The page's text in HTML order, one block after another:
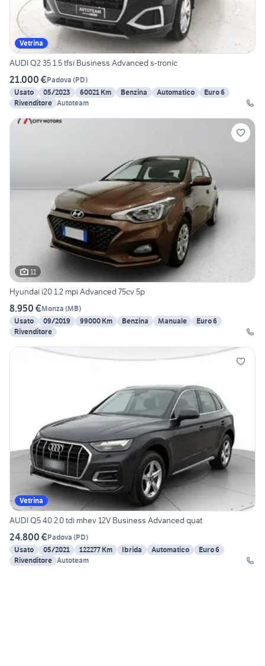
Vetrina
AUDI Q2 35 1.5 tfsi Business Advanced s-tronic
21.000 €Padova (PD)
Usato
05/2023 60021 Km Benzina Automatico
Euro 6
Rivenditore Autoteam
11
Hyundai i20 1.2 mpi Advanced 75cv 5p
8.950 €Monza (MB)
Usato
09/2019 99000 Km Benzina Manuale
Euro 6
Rivenditore
Vetrina
AUDI Q5 40 2.0 tdi mhev 12V Business Advanced quat
24.800 €Padova (PD)
Usato
05/2021 122277 Km Ibrida Automatico
Euro 6
Rivenditore Autoteam